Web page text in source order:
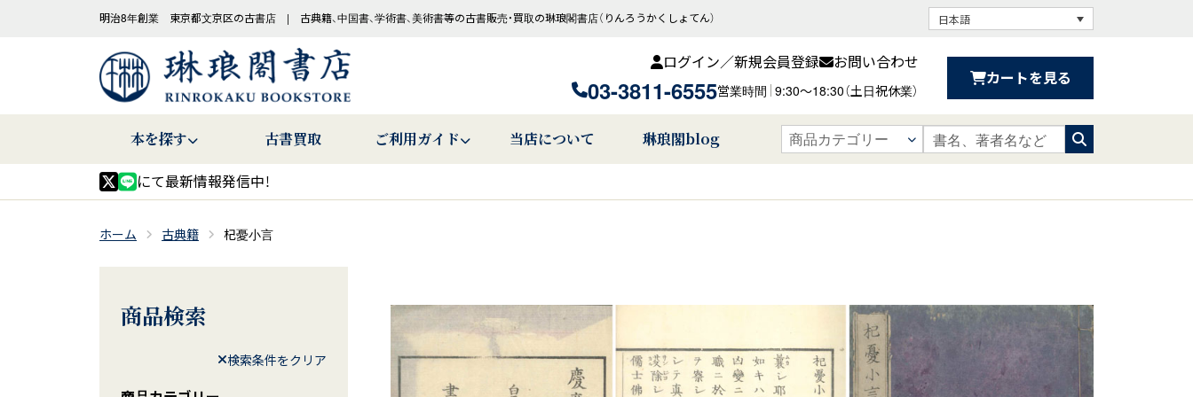
明治8年創業 東京都文京区の古書店 | 古典籍、中国書、学術書、美術書等の古書販売・買取の琳琅閣書店（りんろうかくしょてん） 日本語
ログイン／新規会員登録 お問い合わせ
03-3811-6555営業時間 9:30〜18:30（土日祝休業）
カートを見る
本を探す 古書買取 ご利用ガイド 当店について 琳琅閣blog
にて最新情報発信中！
ホーム 古典籍 杞憂小言
商品検索
検索条件をクリア